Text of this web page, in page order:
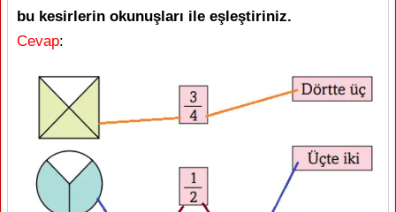
bu kesirlerin okunuşları ile eşleştiriniz.
Cevap: